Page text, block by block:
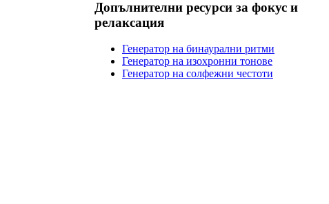
Допълнителни ресурси за фокус и
релаксация
Генератор на бинаурални ритми
Генератор на изохронни тонове
Генератор на солфежни честоти